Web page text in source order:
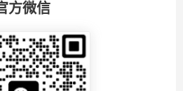
方微信